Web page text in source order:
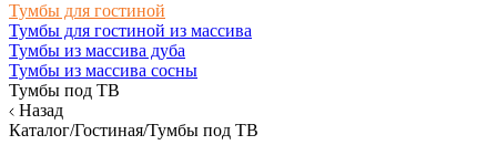
Тумбы для гостиной
Тумбы для гостиной из массива
Тумбы из массива дуба
Тумбы из массива сосны
Тумбы под ТВ
Назад
Каталог/Гостиная/Тумбы под ТВ